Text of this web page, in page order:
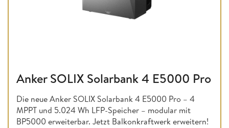
Anker SOLIX Solarbank 4 E5000 Pro
Die neue Anker SOLIX Solarbank 4 E5000 Pro – 4
MPPT und 5.024 Wh LFP-Speicher – modular mit
BP5000 erweiterbar. Jetzt Balkonkraftwerk erweitern!